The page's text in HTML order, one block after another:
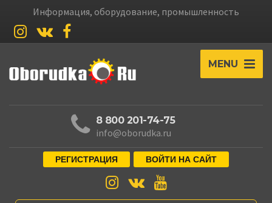
Информация, оборудование, промышленность
MENU
8 800 201-74-75
info@oborudka.ru
РЕГИСТРАЦИЯ ВОЙТИ НА САЙТ